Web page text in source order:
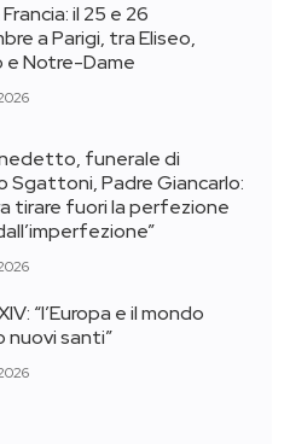
il 25 e 26
a Parigi, tra Eliseo,
e Notre-Dame
funerale di
Sgattoni, Padre Giancarlo:
tirare fuori la perfezione
“l’Europa e il mondo
nuovi santi”